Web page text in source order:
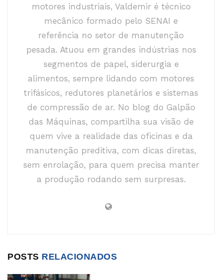
motores industriais, Valdemir é técnico
mecânico formado pelo SENAI e
referência no setor de manutenção
pesada. Atuou em grandes indústrias nos
segmentos de papel, siderurgia e
alimentos, sempre lidando com motores
trifásicos, redutores planetários e sistemas
de compressão de ar. No blog do Galpão
das Máquinas, compartilha sua visão de
quem vive a realidade das oficinas e da
manutenção preditiva, com dicas diretas,
sem enrolação, para quem precisa manter
a produção rodando sem surpresas.
POSTS RELACIONADOS